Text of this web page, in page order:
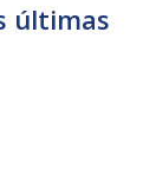
últimas